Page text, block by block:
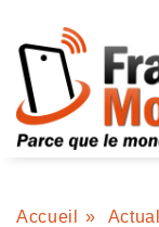
Accueil »